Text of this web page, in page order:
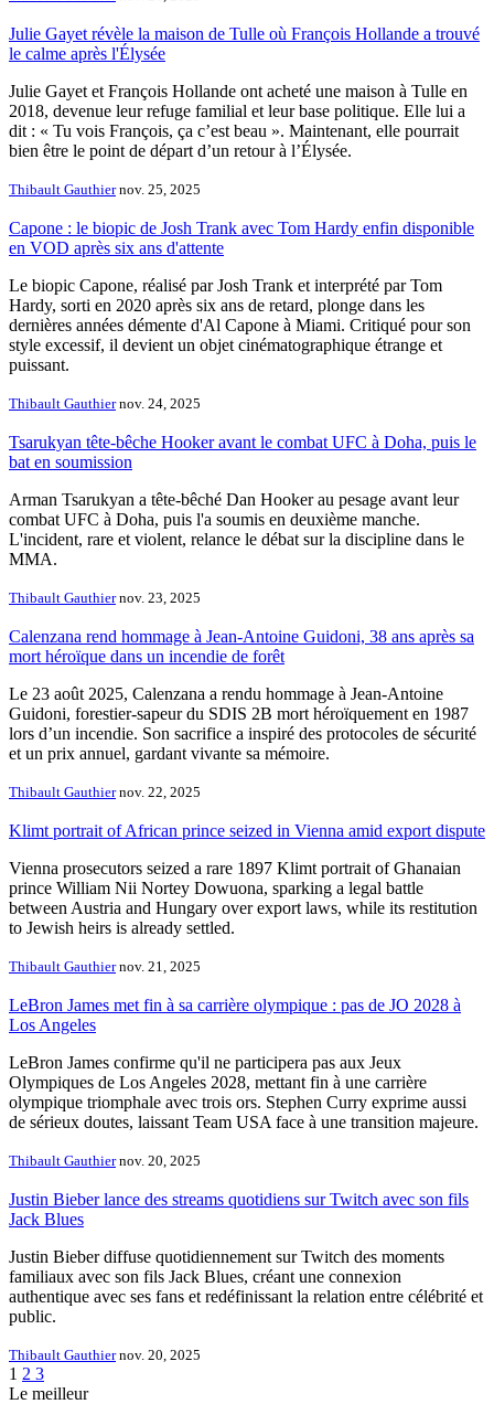
Julie Gayet révèle la maison de Tulle où François Hollande a trouvé
le calme après l'Élysée
Julie Gayet et François Hollande ont acheté une maison à Tulle en
2018, devenue leur refuge familial et leur base politique. Elle lui a
dit : « Tu vois François, ça c’est beau ». Maintenant, elle pourrait
bien être le point de départ d’un retour à l’Élysée.
Thibault Gauthier nov. 25, 2025
Capone : le biopic de Josh Trank avec Tom Hardy enfin disponible
en VOD après six ans d'attente
Le biopic Capone, réalisé par Josh Trank et interprété par Tom
Hardy, sorti en 2020 après six ans de retard, plonge dans les
dernières années démente d'Al Capone à Miami. Critiqué pour son
style excessif, il devient un objet cinématographique étrange et
puissant.
Thibault Gauthier nov. 24, 2025
Tsarukyan tête-bêche Hooker avant le combat UFC à Doha, puis le
bat en soumission
Arman Tsarukyan a tête-bêché Dan Hooker au pesage avant leur
combat UFC à Doha, puis l'a soumis en deuxième manche.
L'incident, rare et violent, relance le débat sur la discipline dans le
MMA.
Thibault Gauthier nov. 23, 2025
Calenzana rend hommage à Jean-Antoine Guidoni, 38 ans après sa
mort héroïque dans un incendie de forêt
Le 23 août 2025, Calenzana a rendu hommage à Jean-Antoine
Guidoni, forestier-sapeur du SDIS 2B mort héroïquement en 1987
lors d’un incendie. Son sacrifice a inspiré des protocoles de sécurité
et un prix annuel, gardant vivante sa mémoire.
Thibault Gauthier nov. 22, 2025
Klimt portrait of African prince seized in Vienna amid export dispute
Vienna prosecutors seized a rare 1897 Klimt portrait of Ghanaian
prince William Nii Nortey Dowuona, sparking a legal battle
between Austria and Hungary over export laws, while its restitution
to Jewish heirs is already settled.
Thibault Gauthier nov. 21, 2025
LeBron James met fin à sa carrière olympique : pas de JO 2028 à
Los Angeles
LeBron James confirme qu'il ne participera pas aux Jeux
Olympiques de Los Angeles 2028, mettant fin à une carrière
olympique triomphale avec trois ors. Stephen Curry exprime aussi
de sérieux doutes, laissant Team USA face à une transition majeure.
Thibault Gauthier nov. 20, 2025
Justin Bieber lance des streams quotidiens sur Twitch avec son fils
Jack Blues
Justin Bieber diffuse quotidiennement sur Twitch des moments
familiaux avec son fils Jack Blues, créant une connexion
authentique avec ses fans et redéfinissant la relation entre célébrité et
public.
Thibault Gauthier nov. 20, 2025
1 2 3
Le meilleur